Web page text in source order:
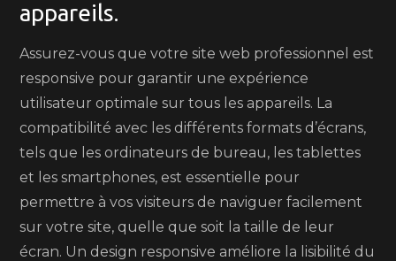
appareils.
Assurez-vous que votre site web professionnel est
responsive pour garantir une expérience
utilisateur optimale sur tous les appareils. La
compatibilité avec les différents formats d’écrans,
tels que les ordinateurs de bureau, les tablettes
et les smartphones, est essentielle pour
permettre à vos visiteurs de naviguer facilement
sur votre site, quelle que soit la taille de leur
écran. Un design responsive améliore la lisibilité du